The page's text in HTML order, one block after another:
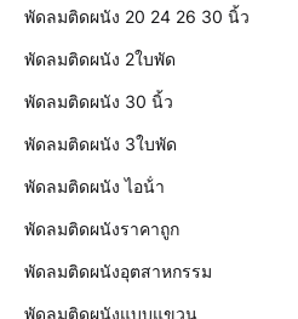
พัดลมติดผนัง 20 24 26 30 นิ้ว
พัดลมติดผนัง 2ใบพัด
พัดลมติดผนัง 30 นิ้ว
พัดลมติดผนัง 3ใบพัด
พัดลมติดผนัง ไอน้ํา
พัดลมติดผนังราคาถูก
พัดลมติดผนังอุตสาหกรรม
พัดลมติดผนังแบบแขวน